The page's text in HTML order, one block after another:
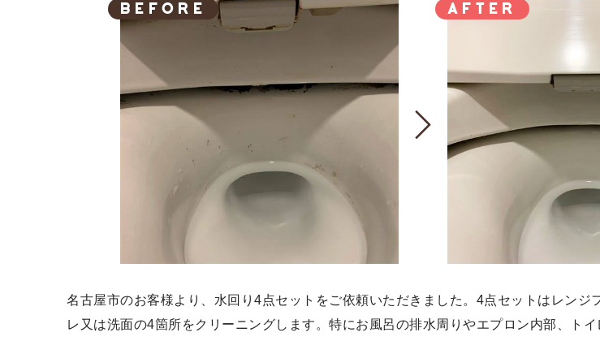
BEFORE AFTER
名古屋市のお客様より、水回り4点セットをご依頼いただきました。4点セットはレンジ
レ又は洗面の4箇所をクリーニングします。特にお風呂の排水周りやエプロン内部、ト